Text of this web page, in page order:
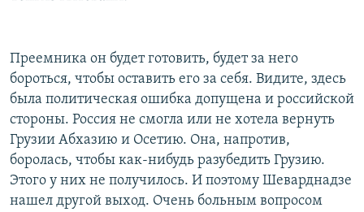
Преемника он будет готовить, будет за него
бороться, чтобы оставить его за себя. Видите, здесь
была политическая ошибка допущена и российской
стороны. Россия не смогла или не хотела вернуть
Грузии Абхазию и Осетию. Она, напротив,
боролась, чтобы как-нибудь разубедить Грузию.
Этого у них не получилось. И поэтому Шеварднадзе
нашел другой выход. Очень больным вопросом